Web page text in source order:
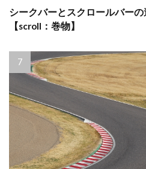
シークバーとスクロールバーの
【scroll：巻物】